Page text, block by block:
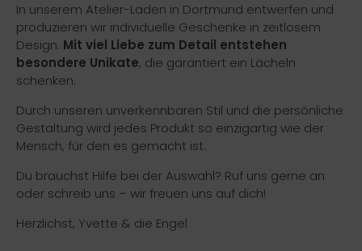
In unserem Atelier-Laden in Dortmund entwerfen und
produzieren wir individuelle Geschenke in zeitlosem
Design. Mit viel Liebe zum Detail entstehen
besondere Unikate, die garantiert ein Lächeln
schenken.
Durch unseren unverkennbaren Stil und die persönliche
Gestaltung wird jedes Produkt so einzigartig wie der
Mensch, für den es gemacht ist.
Du brauchst Hilfe bei der Auswahl? Ruf uns gerne an
oder schreib uns – wir freuen uns auf dich!
Herzlichst, Yvette & die Engel